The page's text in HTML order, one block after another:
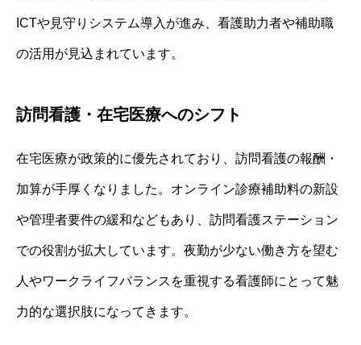
ICTや見守りシステム導入が進み、看護助力者や補助職
の活用が見込まれています。
訪問看護・在宅医療へのシフト
在宅医療が政策的に優先されており、訪問看護の報酬・
加算が手厚くなりました。オンライン診療補助料の新設
や管理者要件の緩和などもあり、訪問看護ステーション
での役割が拡大しています。夜勤が少ない働き方を望む
人やワークライフバランスを重視する看護師にとって魅
力的な選択肢になってきます。